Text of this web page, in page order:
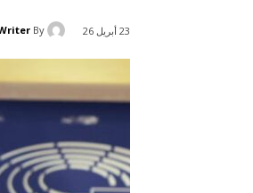
23 أبريل 26 By